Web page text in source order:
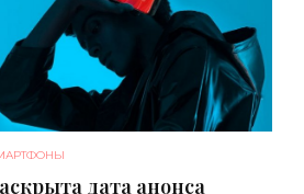
дата анонса